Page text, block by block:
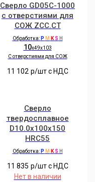
Сверло GD05C-1000
с отверстиями для
СОЖ ZCC.CT
Обработка: P M K S H
10x49x103
C отверстиями для СОЖ
11 102 р/шт c НДС
Сверло
твердосплавное
D10.0x100x150
HRC55
Обработка: P M K S H
11 835 р/шт c НДС
Нет в наличии